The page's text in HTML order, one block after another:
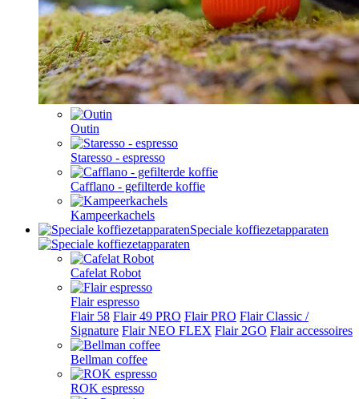
Outin
Staresso - espresso
Cafflano - gefilterde koffie
Kampeerkachels
Speciale koffiezetapparaten
Cafelat Robot
Flair espresso
Flair 58 Flair 49 PRO Flair PRO Flair Classic /
Signature Flair NEO FLEX Flair 2GO Flair accessoires
Bellman coffee
ROK espresso